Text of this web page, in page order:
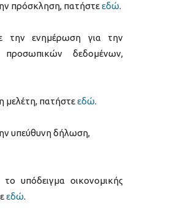
πρόσκληση, πατήστεεδώ.
την ενημέρωση για την
προσωπικών δεδομένων,
μελέτη, πατήστεεδώ.
υπεύθυνη δήλωση,
υπόδειγμα οικονομικής
εδώ.